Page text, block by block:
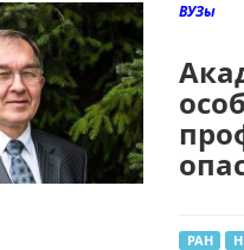
ВУЗы
РАН